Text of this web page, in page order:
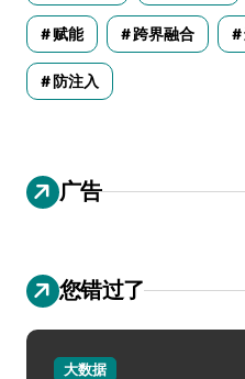
赋能 跨界融合
防注入
广告
您错过了
大数据